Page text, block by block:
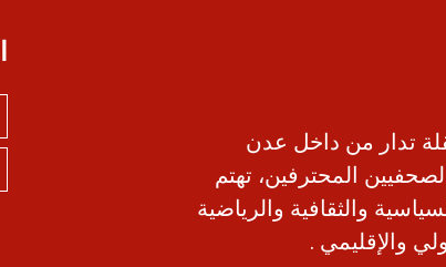
تدار من داخل عدن
المحترفين، تهتم
والثقافية والرياضية
والإقليمي .